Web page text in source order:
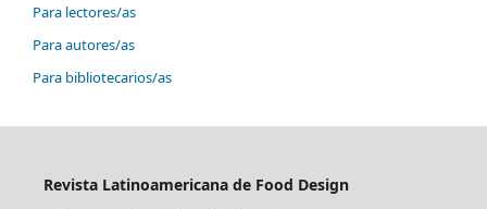
Para lectores/as
Para autores/as
Para bibliotecarios/as
Revista Latinoamericana de Food Design